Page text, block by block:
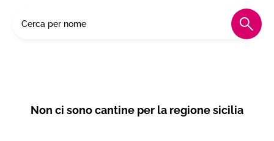
Non ci sono cantine per la regione sicilia